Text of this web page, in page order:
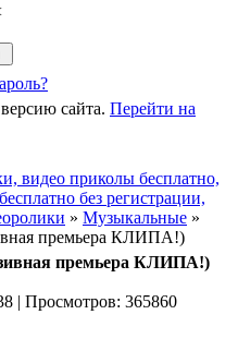
сайта. Перейти на
видео приколы бесплатно,
без регистрации,
» Музыкальные »
премьера КЛИПА!)
премьера КЛИПА!)
| Просмотров: 365860